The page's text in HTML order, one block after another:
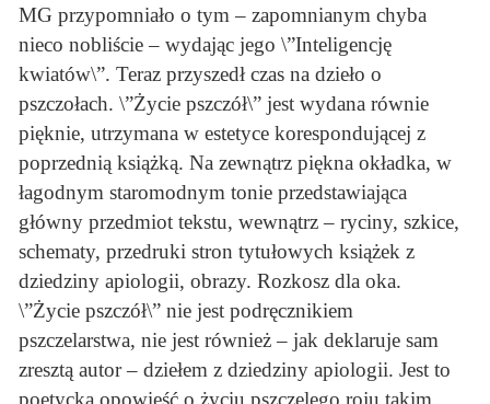
MG przypomniało o tym – zapomnianym chyba
nieco nobliście – wydając jego \”Inteligencję
kwiatów\”. Teraz przyszedł czas na dzieło o
pszczołach. \”Życie pszczół\” jest wydana równie
pięknie, utrzymana w estetyce korespondującej z
poprzednią książką. Na zewnątrz piękna okładka, w
łagodnym staromodnym tonie przedstawiająca
główny przedmiot tekstu, wewnątrz – ryciny, szkice,
schematy, przedruki stron tytułowych książek z
dziedziny apiologii, obrazy. Rozkosz dla oka.
\”Życie pszczół\” nie jest podręcznikiem
pszczelarstwa, nie jest również – jak deklaruje sam
zresztą autor – dziełem z dziedziny apiologii. Jest to
poetycka opowieść o życiu pszczelego roju takim,